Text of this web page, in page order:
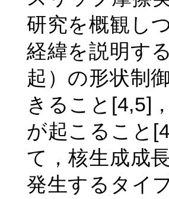
研究を概観し
経緯を説明す
起）の形状制
きること[4,5]
が起こること
て，核生成成
発生するタイ